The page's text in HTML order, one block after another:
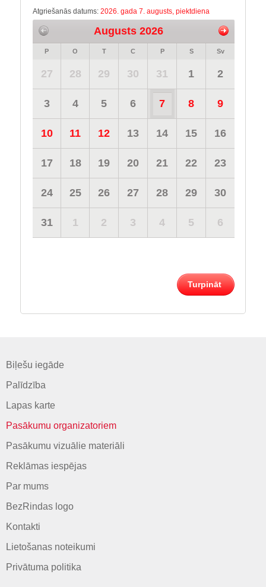
Atgriešanās datums: 2026. gada 7. augusts, piektdiena
Augusts 2026
P O T C P S Sv
27 28 29 30 31 1 2
3 4 5 6 7 8 9
10 11 12 13 14 15 16
17 18 19 20 21 22 23
24 25 26 27 28 29 30
31 1 2 3 4 5 6
Turpināt
Biļešu iegāde
Palīdzība
Lapas karte
Pasākumu organizatoriem
Pasākumu vizuālie materiāli
Reklāmas iespējas
Par mums
BezRindas logo
Kontakti
Lietošanas noteikumi
Privātuma politika